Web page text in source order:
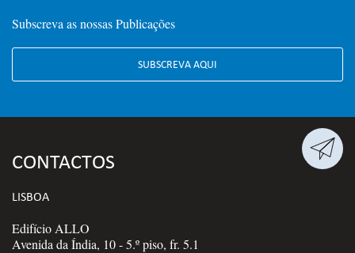

Subscreva as nossas Publicações
SUBSCREVA AQUI
CONTACTOS
LISBOA
Edifício ALLO
Avenida da Índia, 10 - 5.º piso, fr. 5.1